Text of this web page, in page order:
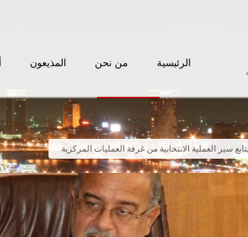
الرئيسية من نحن المذيعون
سير العملية الانتخابية من غرفة العمليات المركزية